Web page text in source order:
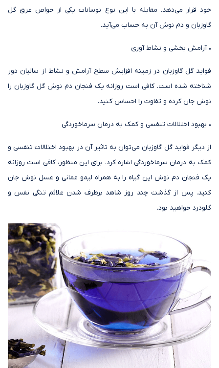
خود قرار می‌‌دهد. مقابله با این نوع نوسانات یکی از خواص عرق گل
گاوزبان و دم نوش آن به حساب می‌آید.
• آرامش بخشی و نشاط آوری
فواید گل گاوزبان در زمینه افزایش سطح آرامش و نشاط از سالیان دور
شناخته شده است. کافی است روزانه یک فنجان دم نوش گل گاوزبان را
نوش جان کرده و تفاوت را احساس کنید.
• بهبود اختلالات تنفسی و کمک به درمان سرماخوردگی
از دیگر فواید گل گاوزبان می‌توان به تاثیر آن در بهبود اختلالات تنفسی و
کمک به درمان سرماخوردگی اشاره کرد. برای این منظور، کافی است روزانه
یک فنجان دم نوش این گیاه را به همراه لیمو عمانی و عسل نوش جان
کنید. پس از گذشت چند روز شاهد برطرف شدن علائم تنگی نفس و
گلودرد خواهید بود.